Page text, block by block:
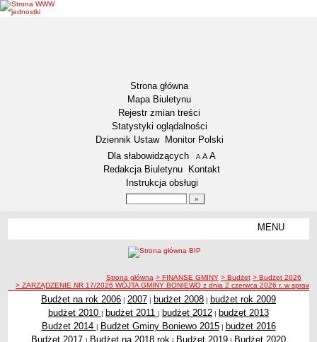
Strona główna
Mapa Biuletynu
Rejestr zmian treści
Statystyki oglądalności
Dziennik Ustaw
Monitor Polski
Menu dodatkowe
Dla słabowidzących A pomniejsz czcionkę
A standardowy rozmiar czcionki
A
Redakcja Biuletynu
Kontakt
Instrukcja obsługi
MENU
Zadania publiczne
Związki i stowarzyszenia
Zabytki Gminy
ścieżka nawigacji
Strona główna > FINANSE GMINY > Budżet > Budżet 2026
> ZARZĄDZENIE NR 17/2026 WÓJTA GMINY BONIEWO z dnia 2 czerwca 2026 r. w
Budżet na rok 2006 | 2007 | budżet 2008 | budżet rok 2009
budżet 2010 | budżet 2011 | budżet 2012 | budżet 2013
Budżet 2014 | Budżet Gminy Boniewo 2015| budżet 2016
Budżet 2017 | Budżet na 2018 rok | Budżet 2019 | Budżet 2020